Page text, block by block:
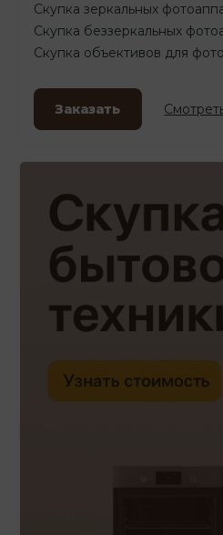
Скупка зеркальных
Скупка беззеркальных
Скупка объективов для
Заказать